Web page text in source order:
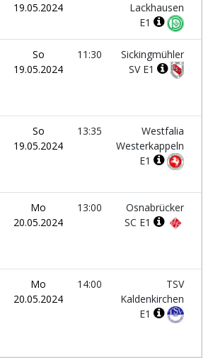
19.05.2024
Lackhausen
E1
So
19.05.2024
11:30
Sickingmühler
SV E1
So
19.05.2024
13:35
Westfalia
Westerkappeln
E1
Mo
20.05.2024
13:00
Osnabrücker
SC E1
Mo
20.05.2024
14:00
TSV
Kaldenkirchen
E1